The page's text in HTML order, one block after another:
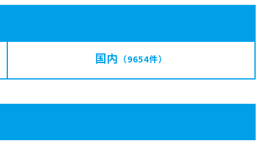
国内 （9654件）